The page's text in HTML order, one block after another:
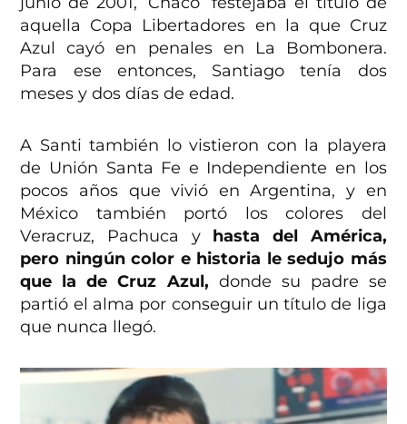
aquella Copa Libertadores en la que Cruz
Azul cayó en penales en La Bombonera.
Para ese entonces, Santiago tenía dos
meses y dos días de edad.
A Santi también lo vistieron con la playera
de Unión Santa Fe e Independiente en los
pocos años que vivió en Argentina, y en
México también portó los colores del
Veracruz, Pachuca y hasta del América,
pero ningún color e historia le sedujo más
que la de Cruz Azul, donde su padre se
partió el alma por conseguir un título de liga
que nunca llegó.